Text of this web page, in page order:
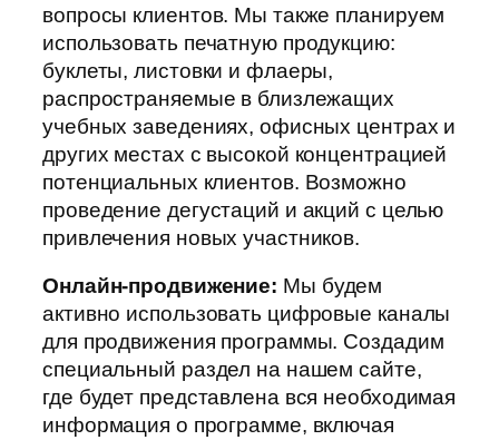
вопросы клиентов. Мы также планируем
использовать печатную продукцию:
буклеты, листовки и флаеры,
распространяемые в близлежащих
учебных заведениях, офисных центрах и
других местах с высокой концентрацией
потенциальных клиентов. Возможно
проведение дегустаций и акций с целью
привлечения новых участников.
Онлайн-продвижение: Мы будем
активно использовать цифровые каналы
для продвижения программы. Создадим
специальный раздел на нашем сайте,
где будет представлена вся необходимая
информация о программе, включая